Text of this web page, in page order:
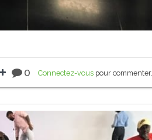
0 Connectez-vous pour commenter.